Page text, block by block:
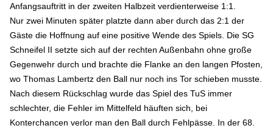
Anfangsauftritt in der zweiten Halbzeit verdienterweise 1:1.
Nur zwei Minuten später platzte dann aber durch das 2:1 der
Gäste die Hoffnung auf eine positive Wende des Spiels. Die SG
Schneifel II setzte sich auf der rechten Außenbahn ohne große
Gegenwehr durch und brachte die Flanke an den langen Pfosten,
wo Thomas Lambertz den Ball nur noch ins Tor schieben musste.
Nach diesem Rückschlag wurde das Spiel des TuS immer
schlechter, die Fehler im Mittelfeld häuften sich, bei
Konterchancen verlor man den Ball durch Fehlpässe. In der 68.